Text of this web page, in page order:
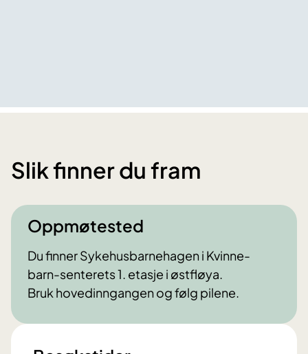
Slik finner du fram
Oppmøtested
Du finner Sykehusbarnehagen i Kvinne-
barn-senterets 1. etasje i østfløya.
Bruk hovedinngangen og følg pilene.